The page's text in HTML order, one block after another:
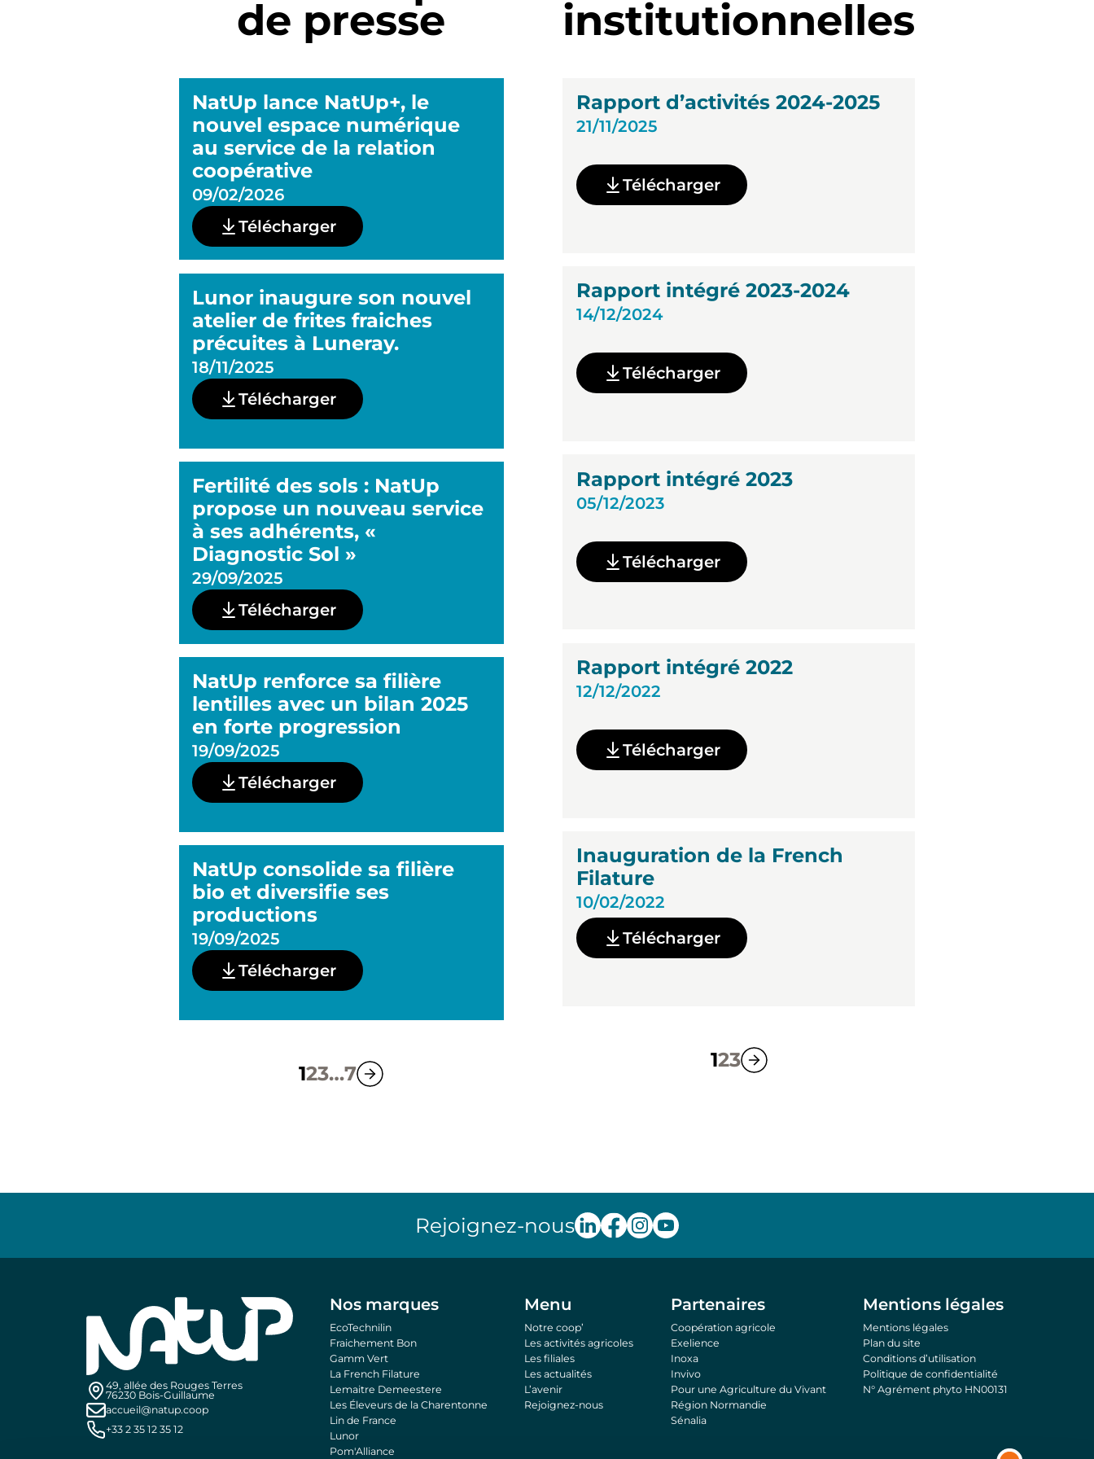
de presse
NatUp lance NatUp+, le
nouvel espace numérique
au service de la relation
coopérative
09/02/2026
Télécharger
Lunor inaugure son nouvel
atelier de frites fraiches
précuites à Luneray.
18/11/2025
Télécharger
Fertilité des sols : NatUp
propose un nouveau service
à ses adhérents, «
Diagnostic Sol »
29/09/2025
Télécharger
NatUp renforce sa filière
lentilles avec un bilan 2025
en forte progression
19/09/2025
Télécharger
NatUp consolide sa filière
bio et diversifie ses
productions
19/09/2025
Télécharger
123…7
institutionnelles
Rapport d’activités 2024-2025
21/11/2025
Télécharger
Rapport intégré 2023-2024
14/12/2024
Télécharger
Rapport intégré 2023
05/12/2023
Télécharger
Rapport intégré 2022
12/12/2022
Télécharger
Inauguration de la French
Filature
10/02/2022
Télécharger
123
Rejoignez-nous
49, allée des Rouges Terres
76230 Bois-Guillaume
accueil@natup.coop
+33 2 35 12 35 12
Nos marques
EcoTechnilin
Fraichement Bon
Gamm Vert
La French Filature
Lemaitre Demeestere
Les Éleveurs de la Charentonne
Lin de France
Lunor
Pom'Alliance
Menu
Notre coop’
Les activités agricoles
Les filiales
Les actualités
L’avenir
Rejoignez-nous
Partenaires
Coopération agricole
Exelience
Inoxa
Invivo
Pour une Agriculture du Vivant
Région Normandie
Sénalia
Mentions légales
Mentions légales
Plan du site
Conditions d’utilisation
Politique de confidentialité
N° Agrément phyto HN00131